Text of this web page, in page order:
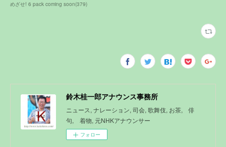
めざせ! 6 pack coming soon(379)
鈴木桂一郎アナウンス事務所
ニュース, ナレーション, 司会, 歌舞伎, お茶, 俳
句, 着物, 元NHKアナウンサー
フォロー